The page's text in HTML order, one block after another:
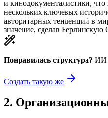
и кинодокументалистики,
нескольких ключевых
авторитарных тенденций в
значение, сделав
Понравилась структура? ИИ
Создать такую же
2.